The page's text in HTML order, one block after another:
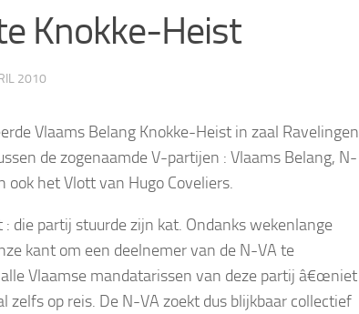
Knokke-Heist
2010
Vlaams Belang Knokke-Heist in zaal Ravelingen
de zogenaamde V-partijen : Vlaams Belang, N-
ook het Vlott van Hugo Coveliers.
die partij stuurde zijn kat. Ondanks wekenlange
kant om een deelnemer van de N-VA te
Vlaamse mandatarissen van deze partij â€œniet
zelfs op reis. De N-VA zoekt dus blijkbaar collectief